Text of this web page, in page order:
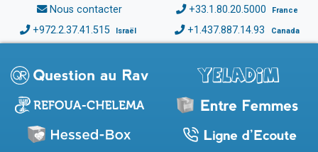
Nous contacter +33.1.80.20.5000 France
+972.2.37.41.515 Israël +1.437.887.14.93 Canada